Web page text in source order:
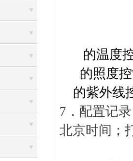
的温度控
的照度控
的紫外线
7．配置记
北京时间；